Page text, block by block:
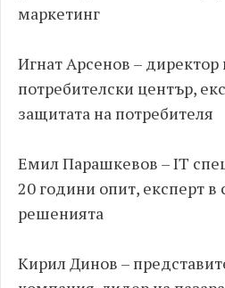
маркетинг
Игнат Арсенов –
потребителски център,
защитата на потребителя
Емил Парашкевов – IT
20 години опит, експерт в
решенията
Кирил Динов –